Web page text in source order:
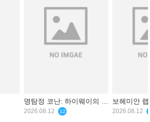
명탐정 코난: 하이웨이의 타
천사
2026.08.12 12
보헤미안
2026.08.12